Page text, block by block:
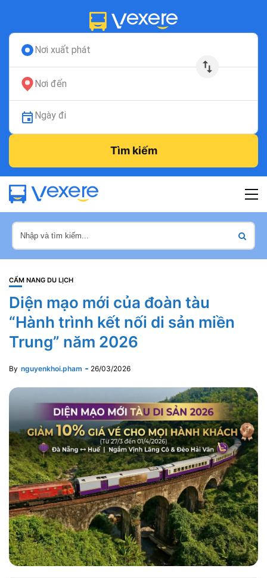
Nơi xuất phát
Nơi đến
Ngày đi
Tìm kiếm
CẨM NANG DU LỊCH
Diện mạo mới của đoàn tàu
“Hành trình kết nối di sản miền
Trung” năm 2026
By nguyenkhoi.pham 26/03/2026